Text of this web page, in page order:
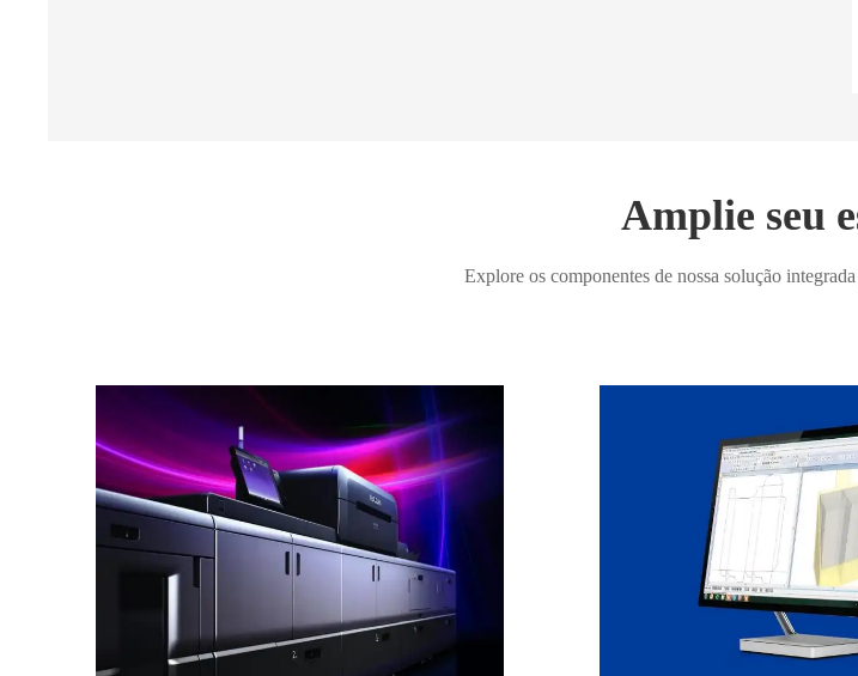
Amplie seu
Explore os componentes de nossa solução